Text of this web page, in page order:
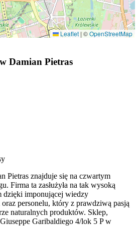
Leaflet| ©OpenStreetMap
Damian Pietras
Pietras znajduje się na czwartym
Firma ta zasłużyła na tak wysoką
dzięki imponującej wiedzy
personelu, który z prawdziwą pasją
naturalnych produktów. Sklep,
Garibaldiego 4/lok 5 P w